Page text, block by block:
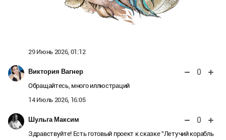
29 Июнь 2026, 01:12
Виктория Вагнер 0
Обращайтесь, много иллюстраций
14 Июль 2026, 16:05
Шульга Максим 0
Здравствуйте! Есть готовый проект к сказке "Летучий корабль